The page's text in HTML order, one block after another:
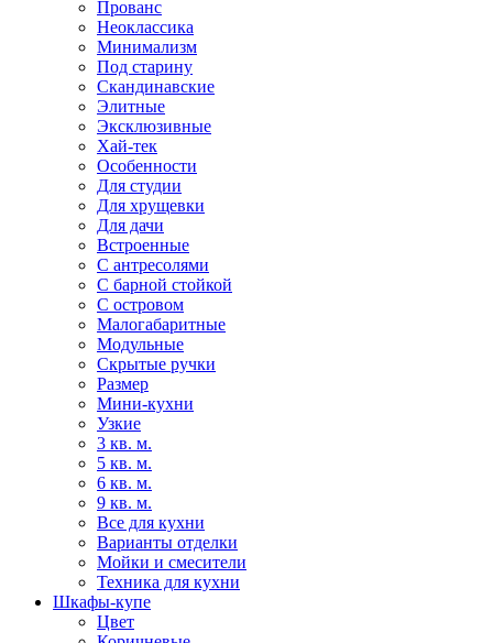
Прованс
Неоклассика
Минимализм
Под старину
Скандинавские
Элитные
Эксклюзивные
Хай-тек
Особенности
Для студии
Для хрущевки
Для дачи
Встроенные
С антресолями
С барной стойкой
С островом
Малогабаритные
Модульные
Скрытые ручки
Размер
Мини-кухни
Узкие
3 кв. м.
5 кв. м.
6 кв. м.
9 кв. м.
Все для кухни
Варианты отделки
Мойки и смесители
Техника для кухни
Шкафы-купе
Цвет